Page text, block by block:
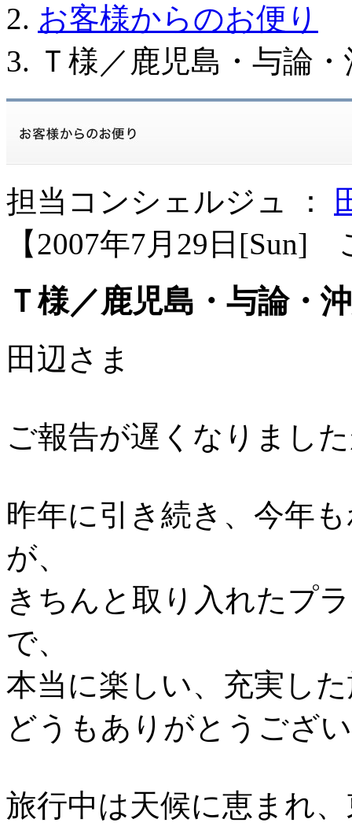
お客様からのお便り
Ｔ様／鹿児島・与論
担当コンシェルジュ ：
【2007年7月29日[Sun]
Ｔ様／鹿児島・与論・
田辺さま
ご報告が遅くなりまし
昨年に引き続き、今年
が、
きちんと取り入れたプ
で、
本当に楽しい、充実し
どうもありがとうござ
旅行中は天候に恵まれ